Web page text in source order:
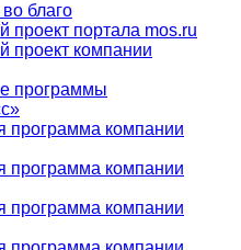
благо
проект портала mos.ru
проект компании
программы
программа компании
программа компании
программа компании